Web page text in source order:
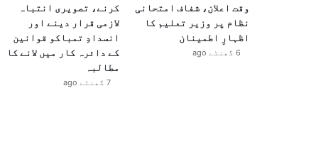
وقت اعلان، شفاف امتحانی
نظام پر وزیر تعلیم کا
اظہارِ اطمینان
6 گھنٹے ago
کرنے، تصویری انتباہ
لازمی قرار دینے اور
انسدادِ تمباکو قوانین
کے دائرہ کار میں لانے کا
مطالبہ
7 گھنٹے ago